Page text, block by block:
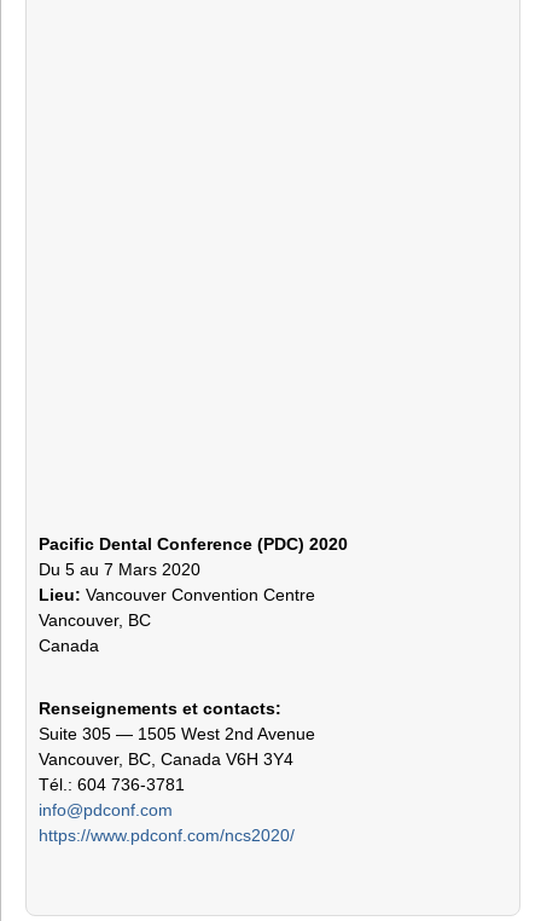
Pacific Dental Conference (PDC) 2020
Du 5 au 7 Mars 2020
Lieu: Vancouver Convention Centre
Vancouver, BC
Canada
Renseignements et contacts:
Suite 305 — 1505 West 2nd Avenue
Vancouver, BC, Canada V6H 3Y4
Tél.: 604 736-3781
info@pdconf.com
https://www.pdconf.com/ncs2020/